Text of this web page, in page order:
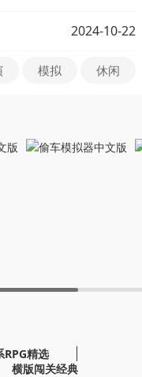
2024-10-22
模拟 休闲
RPG精选
横版闯关经典